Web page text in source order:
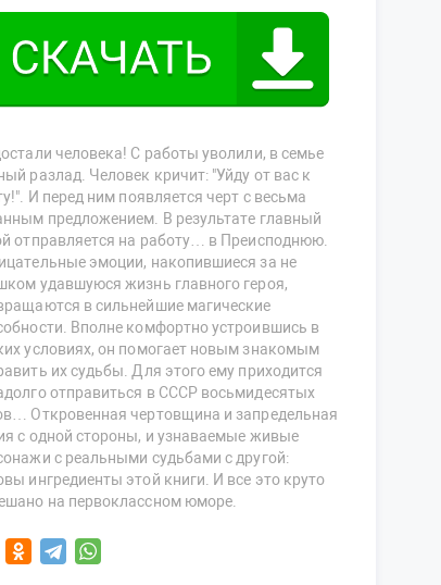
человека! С работы уволили, в семье
разлад. Человек кричит: "Уйду от вас к
И перед ним появляется черт с весьма
предложением. В результате главный
отправляется на работу… в Преисподнюю.
эмоции, накопившиеся за не
удавшуюся жизнь главного героя,
в сильнейшие магические
Вполне комфортно устроившись в
условиях, он помогает новым знакомым
их судьбы. Для этого ему приходится
отправиться в СССР восьмидесятых
Откровенная чертовщина и запредельная
с одной стороны, и узнаваемые живые
с реальными судьбами с другой:
ингредиенты этой книги. И все это круто
на первоклассном юморе.